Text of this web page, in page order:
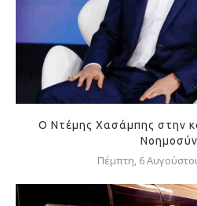
Ο Ντέμης Χασάμπης στην
Πέμπτη, 6